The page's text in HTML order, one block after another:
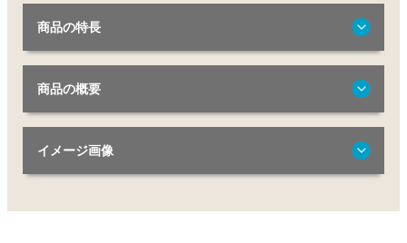
商品の特長
商品の概要
イメージ画像